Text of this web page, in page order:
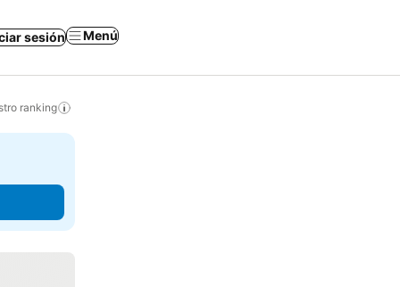
sesión Menú
ranking